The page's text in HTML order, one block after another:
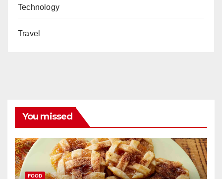
Technology
Travel
You missed
FOOD